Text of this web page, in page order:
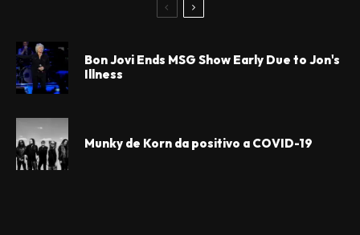
Bon Jovi Ends MSG Show Early Due to Jon's
Illness
Munky de Korn da positivo a COVID-19